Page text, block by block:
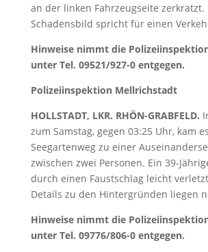
an der linken Fahrzeugseite zerkratzt.
Schadensbild spricht für einen
Hinweise nimmt die
unter Tel. 09521/927-0 entgegen.
Polizeiinspektion Mellrichstadt
HOLLSTADT, LKR. RHÖN-GRABFELD.
zum Samstag, gegen 03:25 Uhr, kam
Seegartenweg zu einer
zwischen zwei Personen. Ein 39-
durch einen Faustschlag leicht
Details zu den Hintergründen liegen
Hinweise nimmt die
unter Tel. 09776/806-0 entgegen.